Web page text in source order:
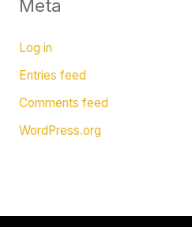
Meta
Log in
Entries feed
Comments feed
WordPress.org